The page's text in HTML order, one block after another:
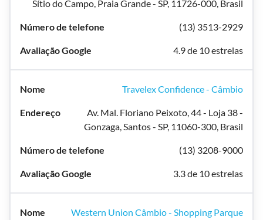
Sítio do Campo, Praia Grande - SP, 11726-000, Brasil
(13) 3513-2929
4.9 de 10 estrelas
Travelex Confidence - Câmbio
Av. Mal. Floriano Peixoto, 44 - Loja 38 -
Gonzaga, Santos - SP, 11060-300, Brasil
(13) 3208-9000
3.3 de 10 estrelas
Western Union Câmbio - Shopping Parque